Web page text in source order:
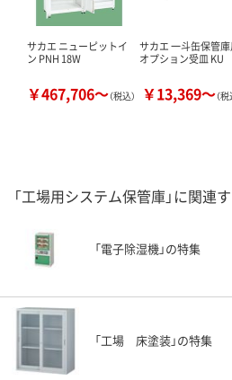
サカエ ニューピットイ
ン PNH 18W
￥467,706～（税込）
サカエ 一斗缶保管庫
オプション受皿 KU
￥13,369～（税
「工場用システム保管庫」に関連
「電子除湿機」の特集
「工場 床塗装」の特集